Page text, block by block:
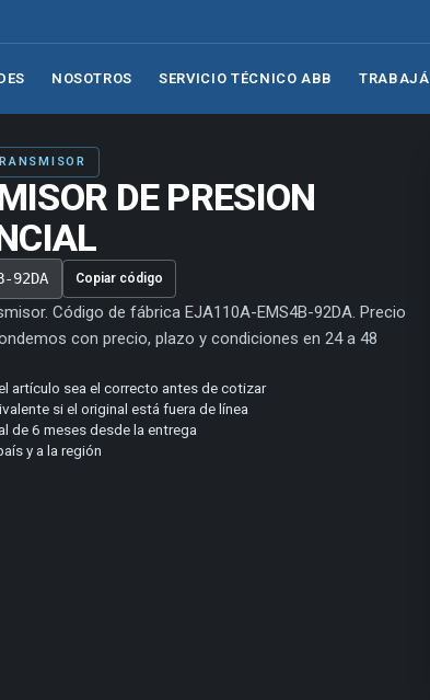
NOSOTROS SERVICIO TÉCNICO ABB TRABAJÁ
DE PRESION
92DA Copiar código
Código de fábrica EJA110A-EMS4B-92DA. Precio
con precio, plazo y condiciones en 24 a 48
artículo sea el correcto antes de cotizar
si el original está fuera de línea
de 6 meses desde la entrega
y a la región